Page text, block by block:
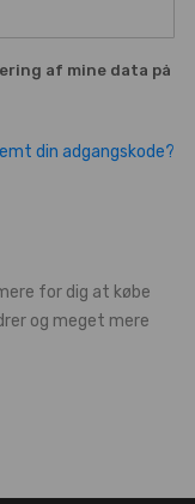
af mine data på
din adgangskode?
for dig at købe
og meget mere